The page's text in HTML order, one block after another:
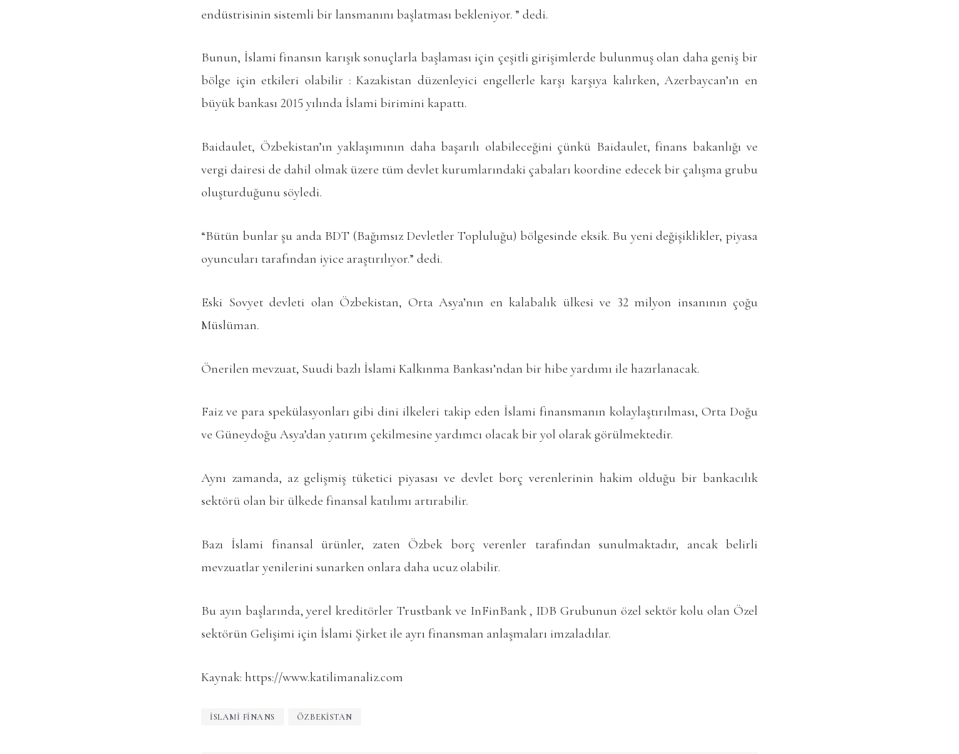
endüstrisinin sistemli bir lansmanını başlatması bekleniyor. ” dedi.
Bunun, İslami finansın karışık sonuçlarla başlaması için çeşitli girişimlerde bulunmuş olan daha geniş bir
bölge için etkileri olabilir : Kazakistan düzenleyici engellerle karşı karşıya kalırken, Azerbaycan’ın en
büyük bankası 2015 yılında İslami birimini kapattı.
Baidaulet, Özbekistan’ın yaklaşımının daha başarılı olabileceğini çünkü Baidaulet, finans bakanlığı ve
vergi dairesi de dahil olmak üzere tüm devlet kurumlarındaki çabaları koordine edecek bir çalışma grubu
oluşturduğunu söyledi.
“Bütün bunlar şu anda BDT (Bağımsız Devletler Topluluğu) bölgesinde eksik. Bu yeni değişiklikler, piyasa
oyuncuları tarafından iyice araştırılıyor.” dedi.
Eski Sovyet devleti olan Özbekistan, Orta Asya’nın en kalabalık ülkesi ve 32 milyon insanının çoğu
Müslüman.
Önerilen mevzuat, Suudi bazlı İslami Kalkınma Bankası’ndan bir hibe yardımı ile hazırlanacak.
Faiz ve para spekülasyonları gibi dini ilkeleri takip eden İslami finansmanın kolaylaştırılması, Orta Doğu
ve Güneydoğu Asya’dan yatırım çekilmesine yardımcı olacak bir yol olarak görülmektedir.
Aynı zamanda, az gelişmiş tüketici piyasası ve devlet borç verenlerinin hakim olduğu bir bankacılık
sektörü olan bir ülkede finansal katılımı artırabilir.
Bazı İslami finansal ürünler, zaten Özbek borç verenler tarafından sunulmaktadır, ancak belirli
mevzuatlar yenilerini sunarken onlara daha ucuz olabilir.
Bu ayın başlarında, yerel kreditörler Trustbank ve InFinBank , IDB Grubunun özel sektör kolu olan Özel
sektörün Gelişimi için İslami Şirket ile ayrı finansman anlaşmaları imzaladılar.
Kaynak: https://www.katilimanaliz.com
ISLAMI FINANS ÖZBEKISTAN